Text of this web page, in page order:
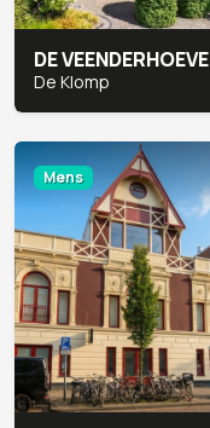
DE VEENDERHOEVE
De Klomp
Mens